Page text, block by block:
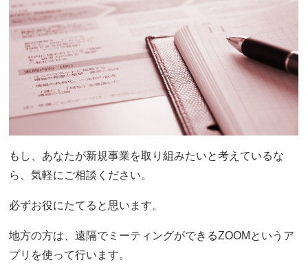
もし、あなたが新規事業を取り組みたいと考えているな
ら、気軽にご相談ください。
必ずお役にたてると思います。
地方の方は、遠隔でミーティングができるZOOMというア
プリを使って行います。